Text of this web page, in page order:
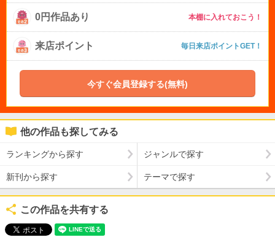
0円作品あり 本棚に入れておこう！
来店ポイント 毎日来店ポイントGET！
今すぐ会員登録する(無料)
他の作品も探してみる
ランキングから探す ジャンルで探す
新刊から探す テーマで探す
この作品を共有する